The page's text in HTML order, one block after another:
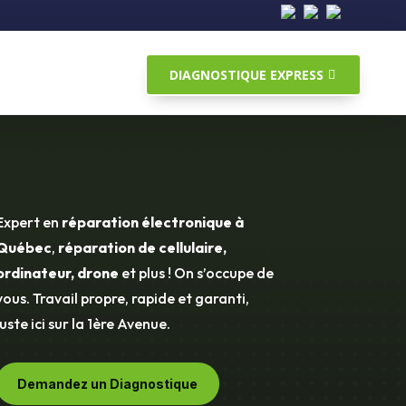
DIAGNOSTIQUE EXPRESS
en réparation électronique à
, réparation de cellulaire,
drone et plus ! On s’occupe de
Travail propre, rapide et garanti,
ici sur la 1ère Avenue.
Demandez un Diagnostique